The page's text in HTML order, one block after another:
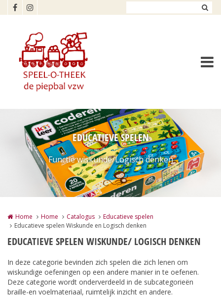
Overslaan en naar de inhoud gaan
EDUCATIEVE SPELEN
Functie wiskunde/Logisch denken
Home Home Catalogus
Educatieve spelen
Educatieve spelen Wiskunde en Logisch denken
EDUCATIEVE SPELEN WISKUNDE/ LOGISCH DENKEN
In deze categorie bevinden zich spelen die zich lenen om
wiskundige oefeningen op een andere manier in te oefenen.
Deze categorie wordt onderverdeeld in de subcategorieën
braille-en voelmateriaal, ruimtelijk inzicht en andere.